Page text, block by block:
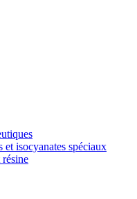
isocyanates spéciaux